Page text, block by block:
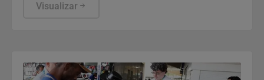
anos, alimentação equilibrada e atividade física.
Visualizar